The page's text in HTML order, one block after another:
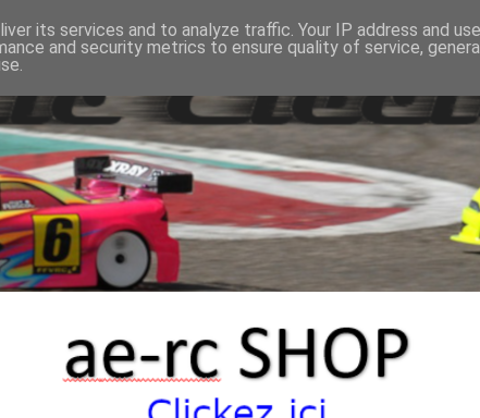
its services and to analyze traffic. Your IP address and
and security metrics to ensure quality of service,